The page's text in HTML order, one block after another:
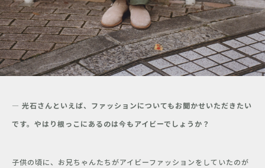
― 光石さんといえば、ファッションについてもお聞かせいただきたい
です。やはり根っこにあるのは今もアイビーでしょうか？
子供の頃に、お兄ちゃんたちがアイビーファッションをしていたのが